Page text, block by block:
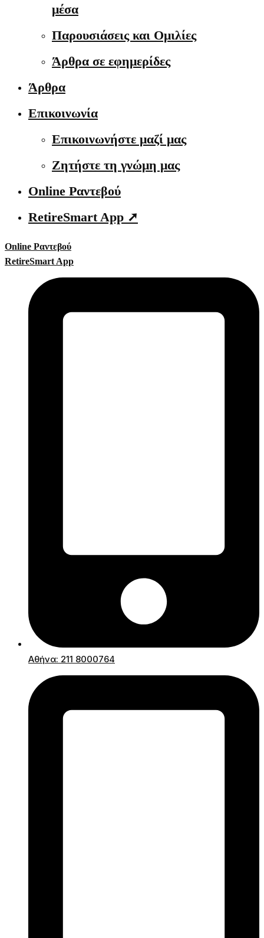
μέσα
Παρουσιάσεις και Ομιλίες
Άρθρα σε εφημερίδες
Άρθρα
Επικοινωνία
Επικοινωνήστε μαζί μας
Ζητήστε τη γνώμη μας
Online Ραντεβού
RetireSmart App ➚
Online Ραντεβού
RetireSmart App
Αθήνα: 211 8000764